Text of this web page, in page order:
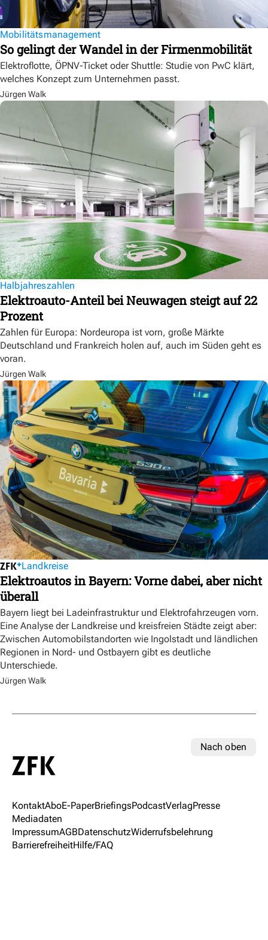
Mobilitätsmanagement
So gelingt der Wandel in der Firmenmobilität
Elektroflotte, ÖPNV-Ticket oder Shuttle: Studie von PwC klärt,
welches Konzept zum Unternehmen passt.
Jürgen Walk
Halbjahreszahlen
Elektroauto-Anteil bei Neuwagen steigt auf 22
Prozent
Zahlen für Europa: Nordeuropa ist vorn, große Märkte
Deutschland und Frankreich holen auf, auch im Süden geht es
voran.
Jürgen Walk
Landkreise
Elektroautos in Bayern: Vorne dabei, aber nicht
überall
Bayern liegt bei Ladeinfrastruktur und Elektrofahrzeugen vorn.
Eine Analyse der Landkreise und kreisfreien Städte zeigt aber:
Zwischen Automobilstandorten wie Ingolstadt und ländlichen
Regionen in Nord- und Ostbayern gibt es deutliche
Unterschiede.
Jürgen Walk
Nach oben
KontaktAboE-PaperBriefingsPodcastVerlagPresse
Mediadaten
ImpressumAGBDatenschutzWiderrufsbelehrung
BarrierefreiheitHilfe/FAQ